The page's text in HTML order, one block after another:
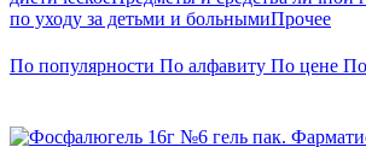
по уходу за детьми и больнымиПрочее
По популярности По алфавиту По цене